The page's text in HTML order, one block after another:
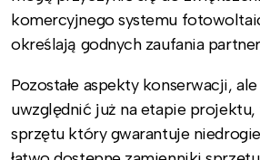
komercyjnego systemu
określają godnych zaufania
Pozostałe aspekty konserwacji,
uwzględnić już na etapie
sprzętu który gwarantuje